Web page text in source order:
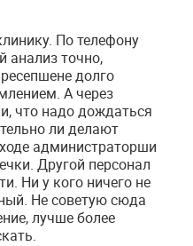
По телефону
анализ точно,
долго
А через
что надо дождаться
ли делают
администраторши
Другой персонал
Ни у кого ничего не
Не советую сюда
лучше более